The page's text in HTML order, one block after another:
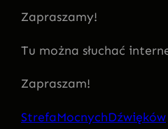
Zapraszamy!
Tu można słuchać
Zapraszam!
StrefaMocnychDźwięków